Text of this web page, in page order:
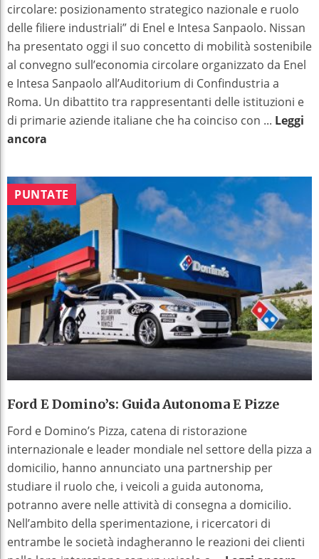
circolare: posizionamento strategico nazionale e ruolo
delle filiere industriali” di Enel e Intesa Sanpaolo. Nissan
ha presentato oggi il suo concetto di mobilità sostenibile
al convegno sull’economia circolare organizzato da Enel
e Intesa Sanpaolo all’Auditorium di Confindustria a
Roma. Un dibattito tra rappresentanti delle istituzioni e
di primarie aziende italiane che ha coinciso con ... Leggi
ancora
PUNTATE
Ford E Domino’s: Guida Autonoma E Pizze
Ford e Domino’s Pizza, catena di ristorazione
internazionale e leader mondiale nel settore della pizza a
domicilio, hanno annunciato una partnership per
studiare il ruolo che, i veicoli a guida autonoma,
potranno avere nelle attività di consegna a domicilio.
Nell’ambito della sperimentazione, i ricercatori di
entrambe le società indagheranno le reazioni dei clienti